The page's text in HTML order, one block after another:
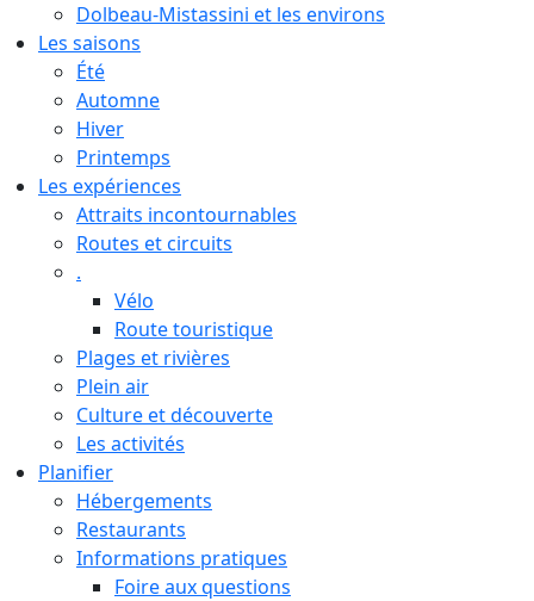
Dolbeau-Mistassini et les environs
Les saisons
Été
Automne
Hiver
Printemps
Les expériences
Attraits incontournables
Routes et circuits
.
Vélo
Route touristique
Plages et rivières
Plein air
Culture et découverte
Les activités
Planifier
Hébergements
Restaurants
Informations pratiques
Foire aux questions